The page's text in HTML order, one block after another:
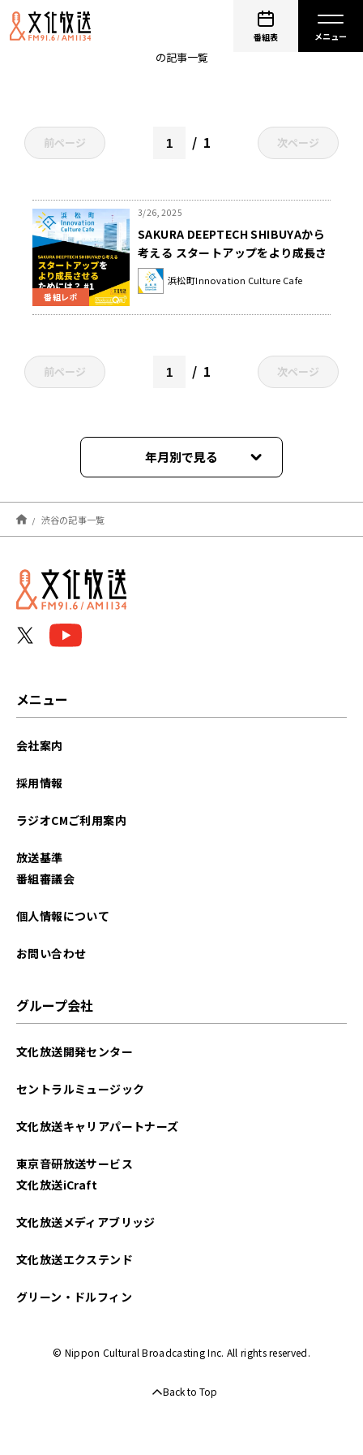
番組表
の記事一覧
前ページ 1 次ページ
番組レポ
3/26, 2025
SAKURA DEEPTECH SHIBUYAから
考える スタートアップをより成長さ
せるためには？
浜松町Innovation Culture Cafe
前ページ 1 次ページ
年月別で見る
2025年03月
2021年12月
渋谷の記事一覧
メニュー
会社案内
採用情報
ラジオCMご利用案内
放送基準
番組審議会
個人情報について
お問い合わせ
グループ会社
文化放送開発センター
セントラルミュージック
文化放送キャリアパートナーズ
東京音研放送サービス
文化放送iCraft
文化放送メディアブリッジ
文化放送エクステンド
グリーン・ドルフィン
© Nippon Cultural Broadcasting Inc. All rights reserved.
Back to Top